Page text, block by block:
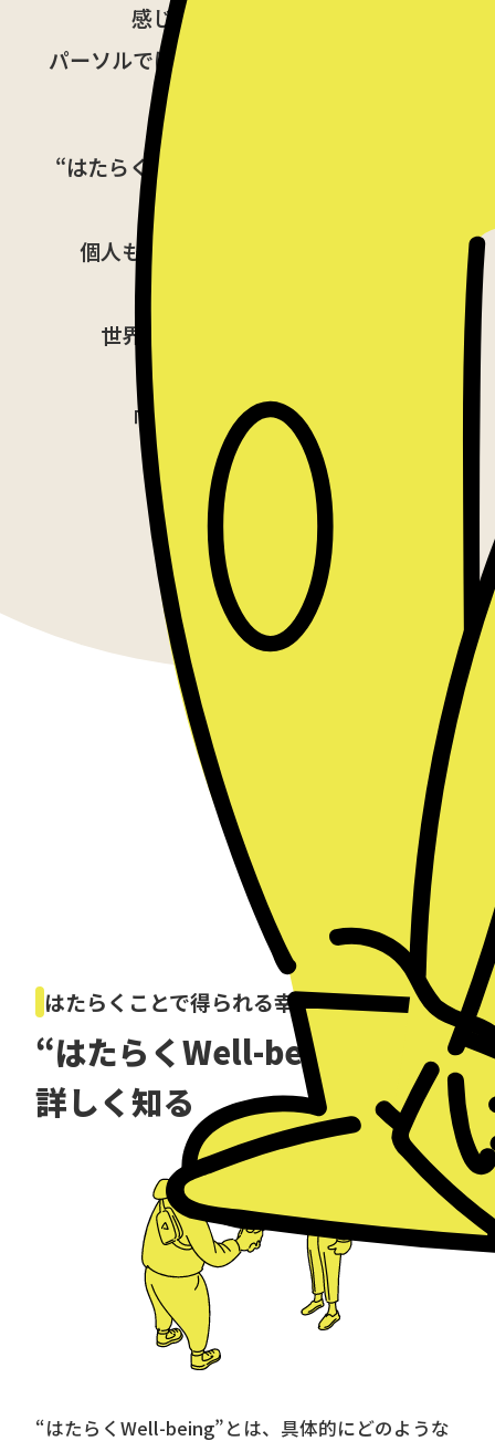
感じる幸せや満足感を、
パーソルでは、
定義しています。
“はたらくWell-being”を実感することが
個人も社会も、もっと多様で豊かに
世界中で共有されはじめている
新しい価値観として、
「はたらく」をあらためて
考えてみませんか？
はたらくことで得られる幸せや満足感
“はたらくWell-being”を
詳しく知る
“はたらくWell-being”とは、具体的にどのような